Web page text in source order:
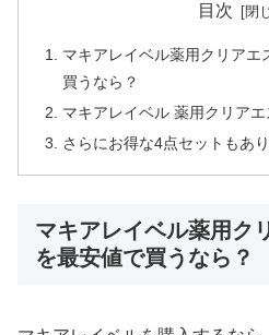
目次
マキアレイベル薬用クリアエ
買うなら？
マキアレイベル 薬用クリア
さらにお得な4点セットもあ
マキアレイベル薬用ク
を最安値で買うなら？